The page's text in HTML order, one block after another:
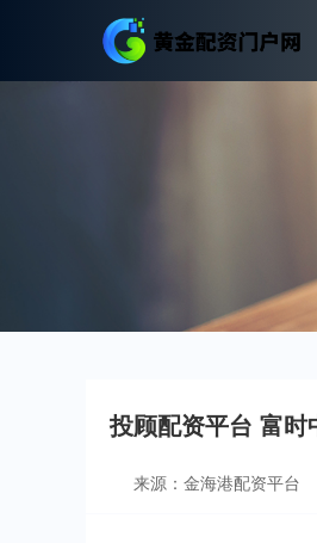
投顾配资平台 富
来源：金海港配资平台